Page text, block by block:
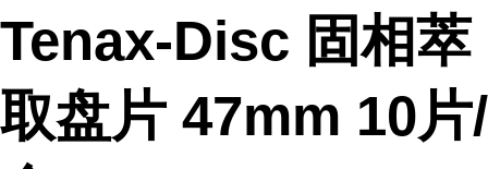
Tenax-Disc 固相萃
取盘片 47mm 10片/